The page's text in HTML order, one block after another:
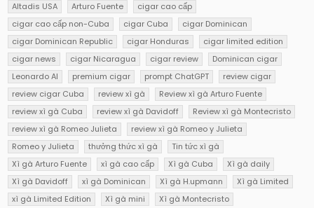
Altadis USA Arturo Fuente
cigar cao cấp
cigar cao cấp non-Cuba
cigar Cuba
cigar Dominican
cigar Dominican Republic
cigar Honduras
cigar limited edition
cigar news
cigar Nicaragua cigar review
Dominican cigar
Leonardo AI
premium cigar prompt ChatGPT
review cigar
review cigar Cuba
review xì gà
Review xì gà Arturo Fuente
review xì gà Cuba
review xì gà Davidoff
Review xì gà Montecristo
review xì gà Romeo Julieta
review xì gà Romeo y Julieta
Romeo y Julieta
thưởng thức xì gà
Tin tức xì gà
Xì gà Arturo Fuente
xì gà cao cấp Xì gà Cuba
Xì gà daily
Xì gà Davidoff
xì gà Dominican Xì gà H.upmann
Xì gà Limited
xì gà Limited Edition
Xì gà mini Xì gà Montecristo